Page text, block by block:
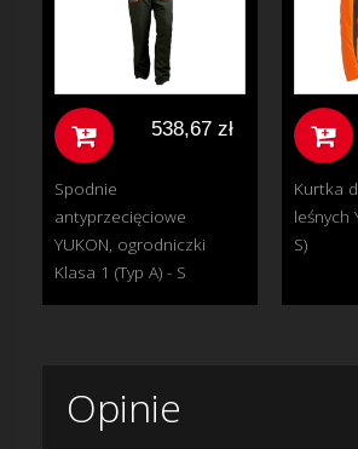
538,67 zł
Spodnie
antyprzecięciowe
YUKON, ogrodniczki
Klasa 1 (Typ A) - S
Kurtka
leśnych
S)
Opinie